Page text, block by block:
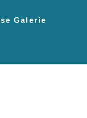
Galerie